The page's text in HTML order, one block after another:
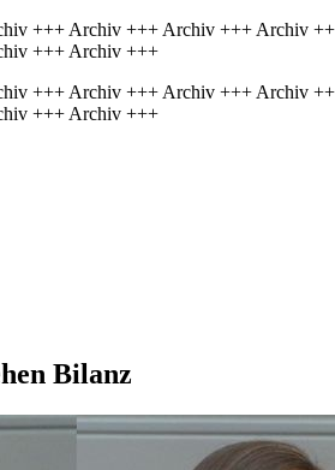
+++ Archiv +++ Archiv +++ Archiv
+++ Archiv +++
+++ Archiv +++ Archiv +++ Archiv
+++ Archiv +++
Bilanz